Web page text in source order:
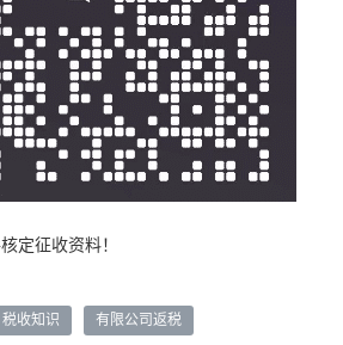
定征收资料！
税收知识 有限公司返税